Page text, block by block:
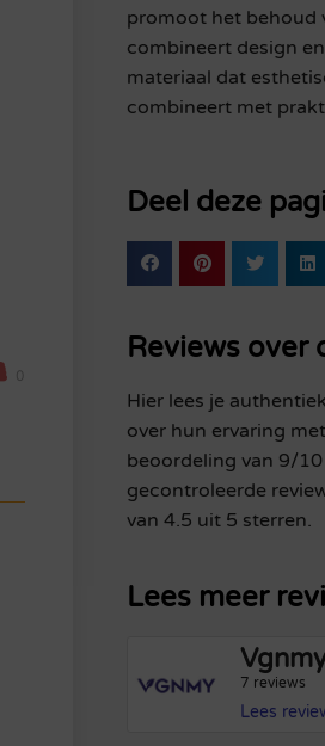
0
promoot het behoud
combineert design
materiaal dat
combineert met
Deel deze
Reviews over
Hier lees je
over hun ervaring
beoordeling van 9/
gecontroleerde
van 4.5 uit 5 sterren.
Lees meer
7 reviews
Lees